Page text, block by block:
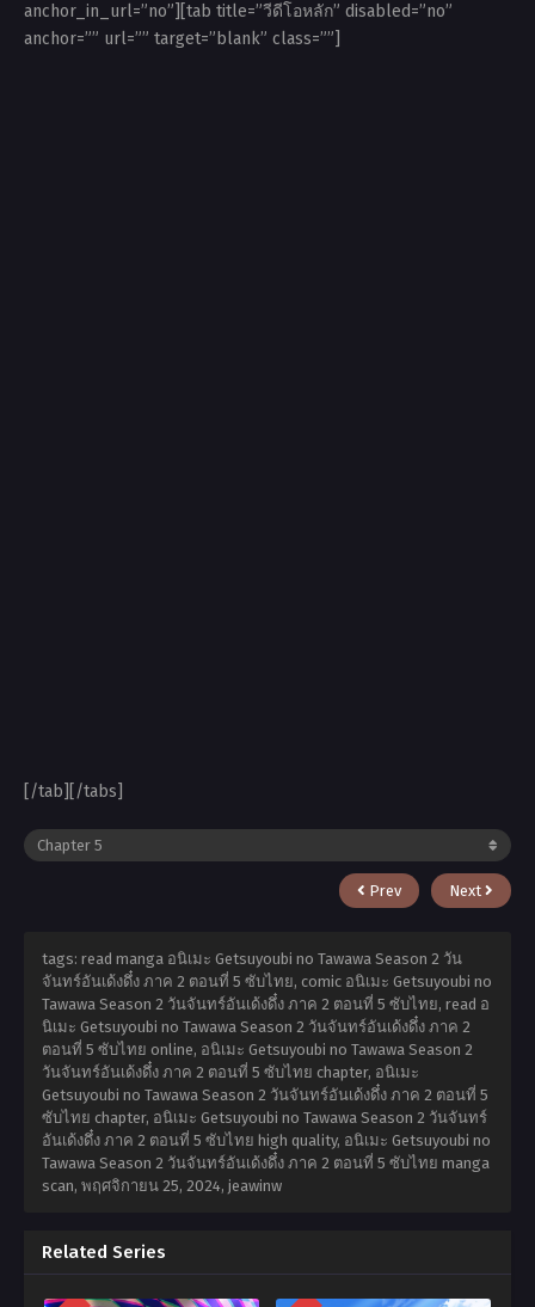
anchor_in_url=”no”][tab title=”วีดีโอหลัก” disabled=”no”
anchor=”” url=”” target=”blank” class=””]
[/tab][/tabs]
Prev Next
tags: read manga อนิเมะ Getsuyoubi no Tawawa Season 2 วัน
จันทร์อันเด้งดึ๋ง ภาค 2 ตอนที่ 5 ซับไทย, comic อนิเมะ Getsuyoubi no
Tawawa Season 2 วันจันทร์อันเด้งดึ๋ง ภาค 2 ตอนที่ 5 ซับไทย, read อ
นิเมะ Getsuyoubi no Tawawa Season 2 วันจันทร์อันเด้งดึ๋ง ภาค 2
ตอนที่ 5 ซับไทย online, อนิเมะ Getsuyoubi no Tawawa Season 2
วันจันทร์อันเด้งดึ๋ง ภาค 2 ตอนที่ 5 ซับไทย chapter, อนิเมะ
Getsuyoubi no Tawawa Season 2 วันจันทร์อันเด้งดึ๋ง ภาค 2 ตอนที่ 5
ซับไทย chapter, อนิเมะ Getsuyoubi no Tawawa Season 2 วันจันทร์
อันเด้งดึ๋ง ภาค 2 ตอนที่ 5 ซับไทย high quality, อนิเมะ Getsuyoubi no
Tawawa Season 2 วันจันทร์อันเด้งดึ๋ง ภาค 2 ตอนที่ 5 ซับไทย manga
scan, พฤศจิกายน 25, 2024, jeawinw
Related Series